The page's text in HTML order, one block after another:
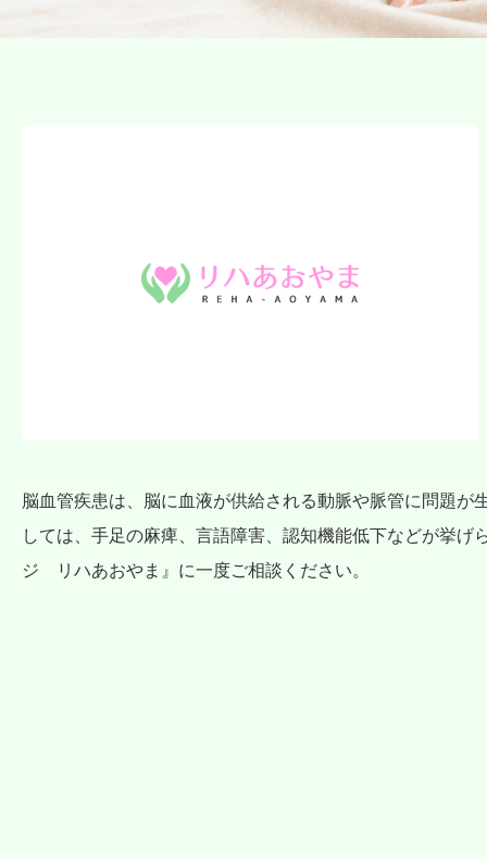
脳血管疾患は、脳に血液が供給される動脈や脈管に問題
しては、手足の麻痺、言語障害、認知機能低下などが挙
ジ リハあおやま』に一度ご相談ください。